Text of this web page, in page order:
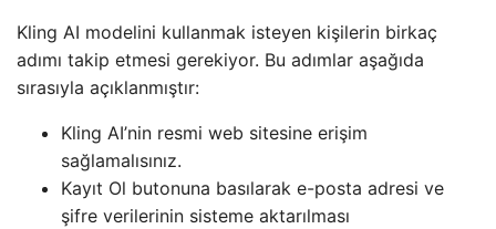
Kling AI modelini kullanmak isteyen kişilerin birkaç
adımı takip etmesi gerekiyor. Bu adımlar aşağıda
sırasıyla açıklanmıştır:
Kling AI’nin resmi web sitesine erişim
sağlamalısınız.
Kayıt Ol butonuna basılarak e-posta adresi ve
şifre verilerinin sisteme aktarılması